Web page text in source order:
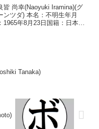
皆 尚幸(Naoyuki Iramina)(グ
ンツダ) 本名：不明生年月
1965年8月23日国籍：日本戦
Tanaka)